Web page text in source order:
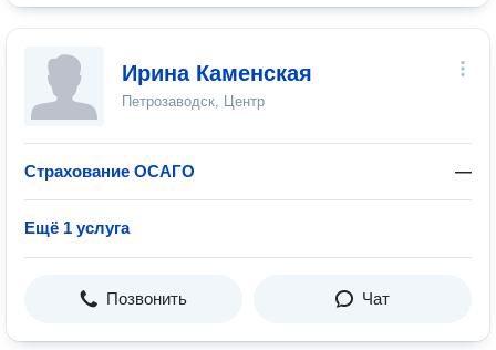
Ирина Каменская
Петрозаводск, Центр
Страхование ОСАГО —
Ещё 1 услуга
Позвонить Чат